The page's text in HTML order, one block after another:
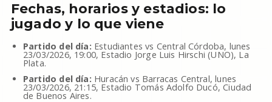
Fechas, horarios y estadios: lo
jugado y lo que viene
Partido del día: Estudiantes vs Central Córdoba, lunes
23/03/2026, 19:00, Estadio Jorge Luis Hirschi (UNO), La
Plata.
Partido del día: Huracán vs Barracas Central, lunes
23/03/2026, 21:15, Estadio Tomás Adolfo Ducó, Ciudad
de Buenos Aires.